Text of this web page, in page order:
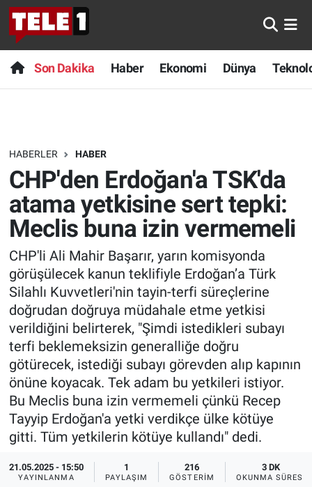
Son Dakika Haber Ekonomi Dünya
HABERLER HABER
CHP'den Erdoğan'a TSK'da
atama yetkisine sert tepki:
Meclis buna izin vermemeli
CHP'li Ali Mahir Başarır, yarın komisyonda
görüşülecek kanun teklifiyle Erdoğan’a Türk
Silahlı Kuvvetleri'nin tayin-terfi süreçlerine
doğrudan doğruya müdahale etme yetkisi
verildiğini belirterek, "Şimdi istedikleri subayı
terfi beklemeksizin generalliğe doğru
götürecek, istediği subayı görevden alıp kapının
önüne koyacak. Tek adam bu yetkileri istiyor.
Bu Meclis buna izin vermemeli çünkü Recep
Tayyip Erdoğan'a yetki verdikçe ülke kötüye
gitti. Tüm yetkilerin kötüye kullandı" dedi.
21.05.2025 - 15:50
YAYINLANMA
1
PAYLAŞIM
216
GÖSTERIM
3 DK
OKUNMA SÜRESI
Anında Manşet
Başka Sohbetler
Bilim turu
Bilim ve Teknoloji Evreni
Doğa Konuşuyor
Dünya
Ege Saati
Ege'den Esintiler
Eğitim
Eğlence
Ekonomi
Forum
Son Dakika
Haber
Dünya
Sağlık
Spor
Yayın Akışı
İletişim
Nöbetçi Eczaneler
Hava Durumu
Trafik Durumu
Süper Lig Puan Durumu ve Fikstür
Tüm Manşetler
Son Dakika Haberleri
Haber Arşivi